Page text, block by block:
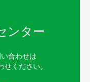
ンター
合わせは
ください。